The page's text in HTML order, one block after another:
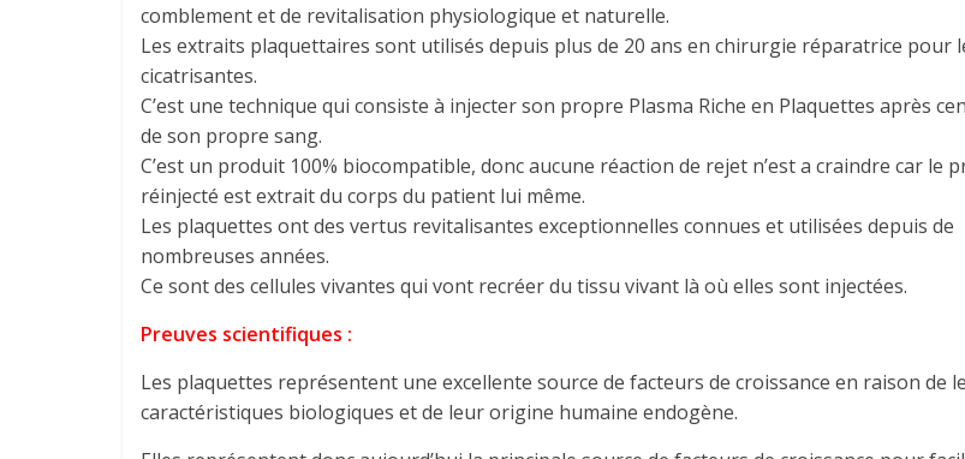
comblement et de revitalisation physiologique et naturelle.
Les extraits plaquettaires sont utilisés depuis plus de 20 ans en chirurgie réparatrice pour
cicatrisantes.
C’est une technique qui consiste à injecter son propre Plasma Riche en Plaquettes après
de son propre sang.
C’est un produit 100% biocompatible, donc aucune réaction de rejet n’est a craindre car le
réinjecté est extrait du corps du patient lui même.
Les plaquettes ont des vertus revitalisantes exceptionnelles connues et utilisées depuis de
nombreuses années.
Ce sont des cellules vivantes qui vont recréer du tissu vivant là où elles sont injectées.
Preuves scientifiques :
Les plaquettes représentent une excellente source de facteurs de croissance en raison de
caractéristiques biologiques et de leur origine humaine endogène.